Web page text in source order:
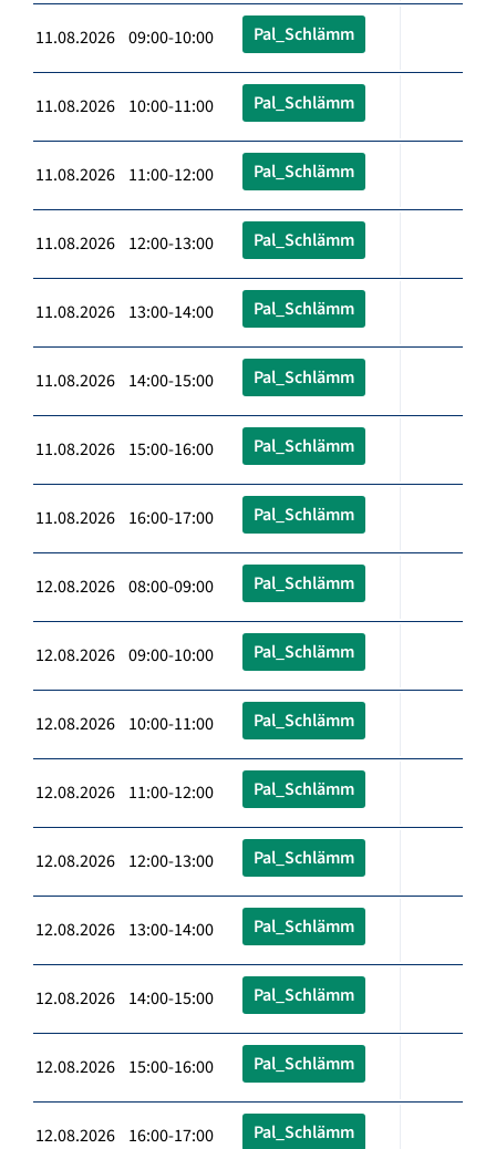
11.08.2026 09:00-10:00 Pal_Schlämm
11.08.2026 10:00-11:00 Pal_Schlämm
11.08.2026 11:00-12:00 Pal_Schlämm
11.08.2026 12:00-13:00 Pal_Schlämm
11.08.2026 13:00-14:00 Pal_Schlämm
11.08.2026 14:00-15:00 Pal_Schlämm
11.08.2026 15:00-16:00 Pal_Schlämm
11.08.2026 16:00-17:00 Pal_Schlämm
12.08.2026 08:00-09:00 Pal_Schlämm
12.08.2026 09:00-10:00 Pal_Schlämm
12.08.2026 10:00-11:00 Pal_Schlämm
12.08.2026 11:00-12:00 Pal_Schlämm
12.08.2026 12:00-13:00 Pal_Schlämm
12.08.2026 13:00-14:00 Pal_Schlämm
12.08.2026 14:00-15:00 Pal_Schlämm
12.08.2026 15:00-16:00 Pal_Schlämm
12.08.2026 16:00-17:00 Pal_Schlämm